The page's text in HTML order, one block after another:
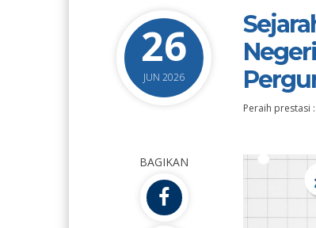
26
JUN 2026
Peraih prestasi :
BAGIKAN